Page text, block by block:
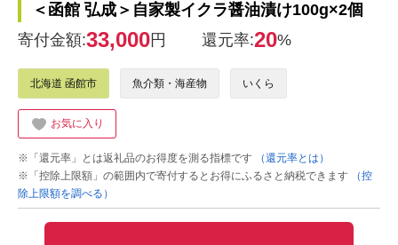
＜函館 弘成＞自家製イクラ醤油漬け100g×2個
寄付金額:33,000円 還元率:20%
北海道 函館市 魚介類・海産物 いくら
お気に入り
※「還元率」とは返礼品のお得度を測る指標です
（還元率とは）
※「控除上限額」の範囲内で寄付するとお得にふるさと納税できます
（控
除上限額を調べる）